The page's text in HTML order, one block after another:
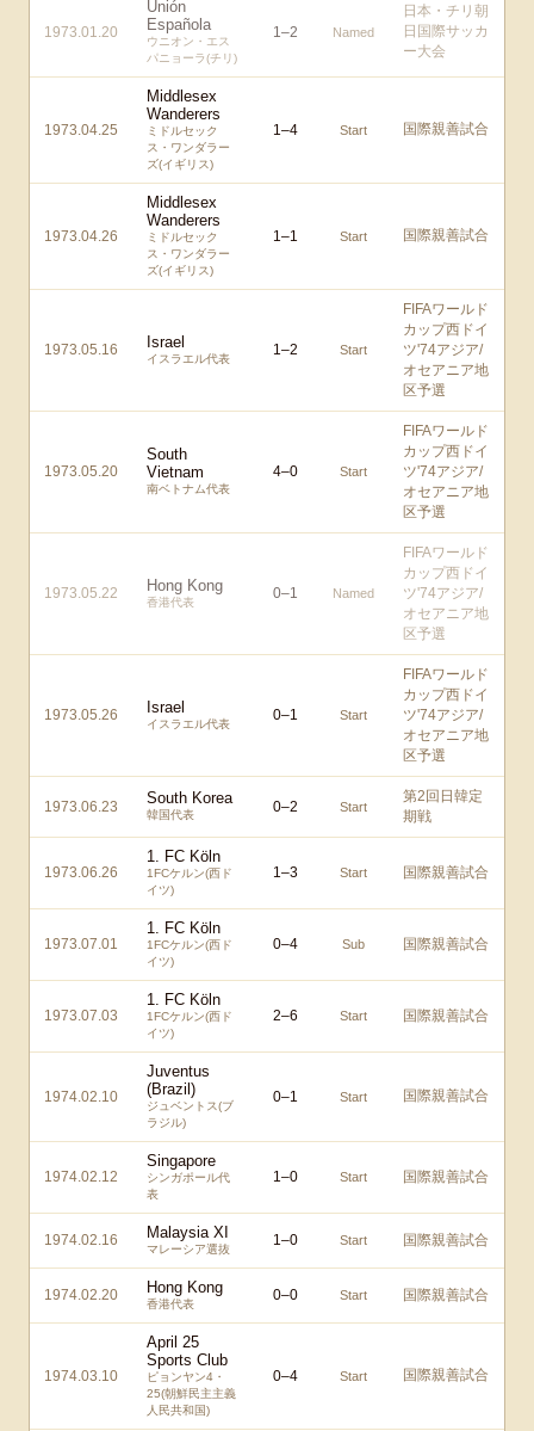
1973.01.20
Unión
Española
ウニオン・エス
パニョーラ(チリ)
1–2 Named
日本・チリ朝
日国際サッカ
ー大会
1973.04.25
Middlesex
Wanderers
ミドルセック
ス・ワンダラー
ズ(イギリス)
1–4 Start 国際親善試合
1973.04.26
Middlesex
Wanderers
ミドルセック
ス・ワンダラー
ズ(イギリス)
1–1 Start 国際親善試合
1973.05.16 Israel
イスラエル代表
1–2 Start
FIFAワールド
カップ西ドイ
ツ'74アジア/
オセアニア地
区予選
1973.05.20
South
Vietnam
南ベトナム代表
4–0 Start
FIFAワールド
カップ西ドイ
ツ'74アジア/
オセアニア地
区予選
1973.05.22 Hong Kong
香港代表
0–1 Named
FIFAワールド
カップ西ドイ
ツ'74アジア/
オセアニア地
区予選
1973.05.26 Israel
イスラエル代表
0–1 Start
FIFAワールド
カップ西ドイ
ツ'74アジア/
オセアニア地
区予選
1973.06.23 South Korea
韓国代表 0–2 Start
第2回日韓定
期戦
1973.06.26
1. FC Köln
1FCケルン(西ド
イツ)
1–3 Start 国際親善試合
1973.07.01
1. FC Köln
1FCケルン(西ド
イツ)
0–4 Sub 国際親善試合
1973.07.03
1. FC Köln
1FCケルン(西ド
イツ)
2–6 Start 国際親善試合
1974.02.10
Juventus
(Brazil)
ジュベントス(ブ
ラジル)
0–1 Start 国際親善試合
1974.02.12
Singapore
シンガポール代
表
1–0 Start 国際親善試合
1974.02.16 Malaysia XI
マレーシア選抜
1–0 Start 国際親善試合
1974.02.20 Hong Kong
香港代表
0–0 Start 国際親善試合
1974.03.10
April 25
Sports Club
ピョンヤン4・
25(朝鮮民主主義
人民共和国)
0–4 Start 国際親善試合